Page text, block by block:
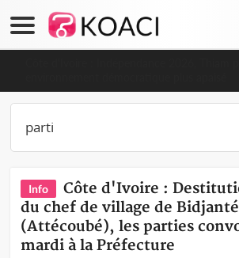
Info
Côte d'Ivoire :
du chef de village de Bidjanté
(Attécoubé), les parties
mardi à la Préfecture